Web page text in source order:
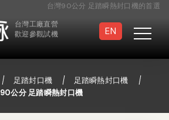
台灣工廠直營
歡迎參觀試機
台灣90公分 足踏瞬熱封口機的首選
EN
足踏封口機
足踏瞬熱封口機
90公分 足踏瞬熱封口機